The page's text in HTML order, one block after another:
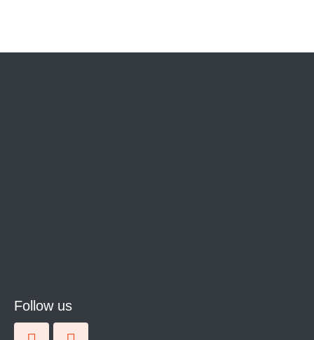
Follow us